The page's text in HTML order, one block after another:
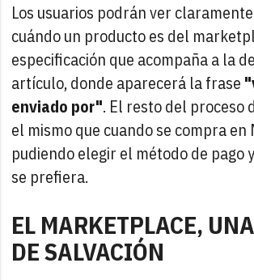
Los usuarios podrán ver
cuándo un producto es del
especificación que acompaña a la
artículo, donde aparecerá la frase
enviado por". El resto del proceso
el mismo que cuando se compra en
pudiendo elegir el método de pago
se prefiera.
EL MARKETPLACE,
DE SALVACIÓN